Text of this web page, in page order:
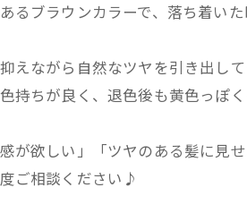
るブラウンカラーで、落ち着い
えながら自然なツヤを引き出し
持ちが良く、退色後も黄色っぽ
感が欲しい」「ツヤのある髪に見
ご相談ください♪